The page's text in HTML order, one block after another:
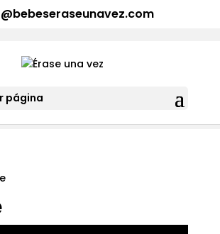
tod@s! Si necesitan más información
página